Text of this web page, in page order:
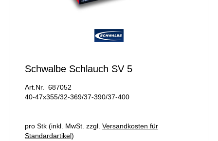
Schwalbe Schlauch SV 5
Art.Nr. 687052
40-47x355/32-369/37-390/37-400
pro Stk (inkl. MwSt. zzgl. Versandkosten für
Standardartikel)